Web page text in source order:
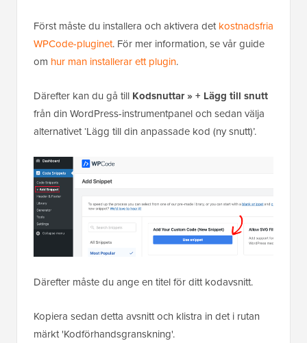
Först måste du installera och aktivera detkostnadsfria
WPCode-pluginet. För mer information, se vår guide
om hur man installerar ett plugin.
Därefter kan du gå till Kodsnuttar » + Lägg till snutt
från din WordPress-instrumentpanel och sedan välja
alternativet ‘Lägg till din anpassade kod (ny snutt)’.
Därefter måste du ange en titel för ditt kodavsnitt.
Kopiera sedan detta avsnitt och klistra in det i rutan
märkt 'Kodförhandsgranskning'.